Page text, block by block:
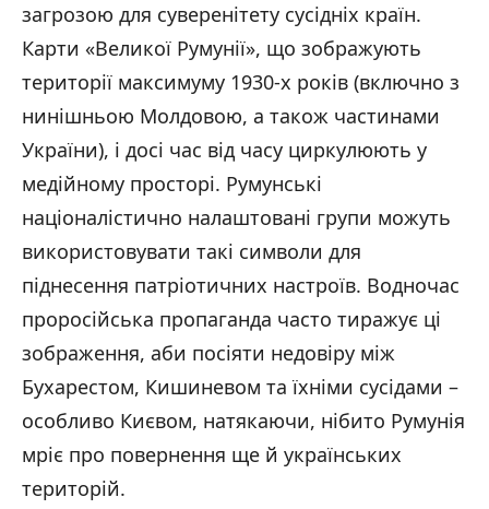
загрозою для суверенітету сусідніх країн.
Карти «Великої Румунії», що зображують
території максимуму 1930-х років (включно з
нинішньою Молдовою, а також частинами
України), і досі час від часу циркулюють у
медійному просторі. Румунські
націоналістично налаштовані групи можуть
використовувати такі символи для
піднесення патріотичних настроїв. Водночас
проросійська пропаганда часто тиражує ці
зображення, аби посіяти недовіру між
Бухарестом, Кишиневом та їхніми сусідами –
особливо Києвом, натякаючи, нібито Румунія
мріє про повернення ще й українських
територій.